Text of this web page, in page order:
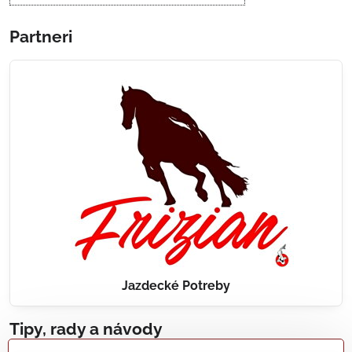
Partneri
Jazdecké Potreby
Tipy, rady a návody